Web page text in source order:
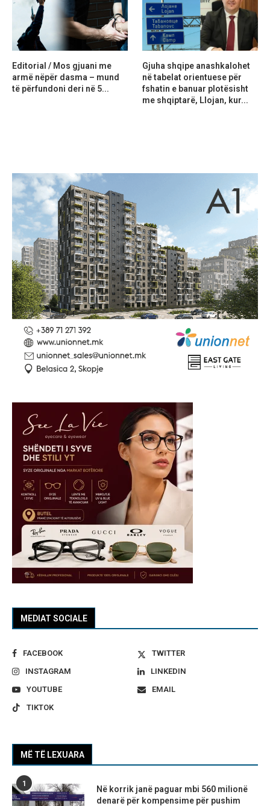
MEDIAT SOCIALE
FACEBOOK
TWITTER
INSTAGRAM
LINKEDIN
YOUTUBE
EMAIL
TIKTOK
MË TË LEXUARA
1
Në korrik janë paguar mbi 560 milionë
denarë për kompensime për pushim
Editorial / Mos gjuani me
armë nëpër dasma – mund
të përfundoni deri në 5...
Gjuha shqipe anashkalohet
në tabelat orientuese për
fshatin e banuar plotësisht
me shqiptarë, Llojan, kur...